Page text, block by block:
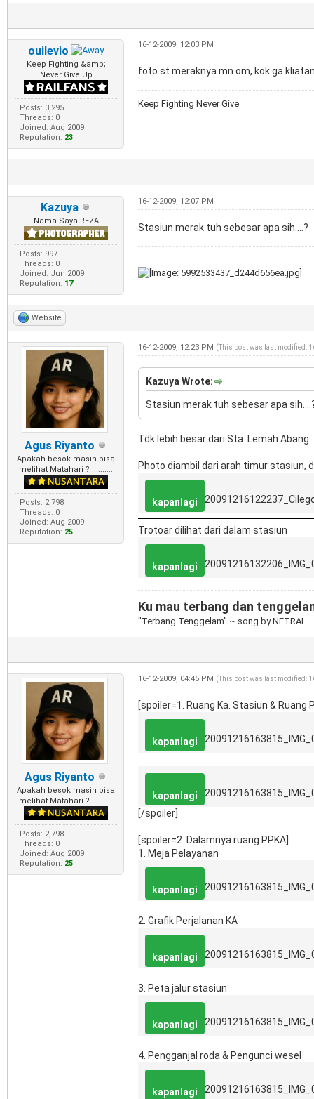
ouilevio
Keep Fighting &amp;
Never Give Up
Posts: 3,295
Threads: 0
Joined: Aug 2009
Reputation: 23
16-12-2009, 12:03 PM
foto st.meraknya mn om, kok ga
Keep Fighting Never Give
Kazuya
Nama Saya REZA
Posts: 997
Threads: 0
Joined: Jun 2009
Reputation: 17
16-12-2009, 12:07 PM
Stasiun merak tuh sebesar apa sih....?
Website
Agus Riyanto
Apakah besok masih bisa
melihat Matahari ? ..........
Posts: 2,798
Threads: 0
Joined: Aug 2009
Reputation: 25
16-12-2009, 12:23 PM (This post was last modified:
Kazuya Wrote:
Stasiun merak tuh sebesar apa
Tdk lebih besar dari Sta. Lemah Abang
Photo diambil dari arah timur stasiun,
kapanlagi
Trotoar dilihat dari dalam stasiun
kapanlagi
Ku mau terbang dan
"Terbang Tenggelam" ~ song by NETRAL
Agus Riyanto
Apakah besok masih bisa
melihat Matahari ? ..........
Posts: 2,798
Threads: 0
Joined: Aug 2009
Reputation: 25
16-12-2009, 04:45 PM (This post was last modified:
[spoiler=1. Ruang Ka. Stasiun &
kapanlagi
kapanlagi
[/spoiler]
[spoiler=2. Dalamnya ruang PPKA]
1. Meja Pelayanan
kapanlagi
2. Grafik Perjalanan KA
kapanlagi
3. Peta jalur stasiun
kapanlagi
4. Pengganjal roda & Pengunci wesel
kapanlagi